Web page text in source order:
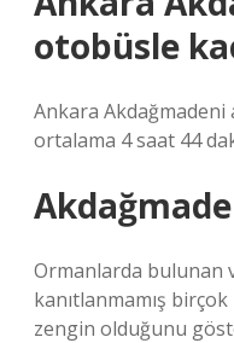
otobüsle
Ankara Akdağmadeni
ortalama 4 saat 44
Ormanlarda bulunan
kanıtlanmamış
zengin olduğunu